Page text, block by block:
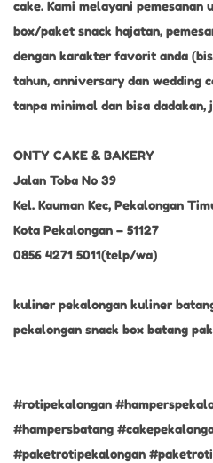
cake. Kami melayani pemesanan
box/paket snack hajatan,
dengan karakter favorit anda
tahun, anniversary dan wedding
tanpa minimal dan bisa
ONTY CAKE & BAKERY
Jalan Toba No 39
Kel. Kauman Kec, Pekalongan
Kota Pekalongan – 51127
0856 4271 5011(telp/wa)
kuliner pekalongan kuliner
pekalongan snack box batang
#rotipekalongan
#hampersbatang
#paketrotipekalongan